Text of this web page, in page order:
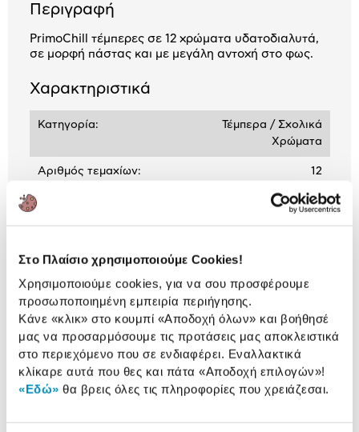
Στο Πλαίσιο χρησιμοποιούμε Cookies!
Χρησιμοποιούμε cookies, για να σου προσφέρουμε
προσωποποιημένη εμπειρία περιήγησης.
Κάνε «κλικ» στο κουμπί «Αποδοχή όλων» και βοήθησέ
μας να προσαρμόσουμε τις προτάσεις μας αποκλειστικά
στο περιεχόμενο που σε ενδιαφέρει. Εναλλακτικά
κλίκαρε αυτά που θες και πάτα «Αποδοχή επιλογών»!
«Εδώ» θα βρεις όλες τις πληροφορίες που χρειάζεσαι.
Περιγραφή
PrimoChill τέμπερες σε 12 χρώματα υδατοδιαλυτά,
σε μορφή πάστας και με μεγάλη αντοχή στο φως.
Χαρακτηριστικά
Κατηγορία:
Τέμπερα / Σχολικά
Χρώματα
Αριθμός τεμαχίων: 12
παρουσίαση
Προδιαγραφές
προϊόντος
Χαρακτηριστικά
Αξιολογήσεις
Αξιολογήσεις
Δες τι κλίκαραν όσοι είδαν το ίδιο